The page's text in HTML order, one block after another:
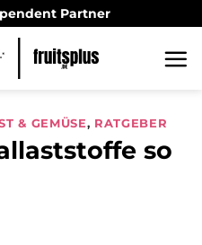
Partner
& GEMÜSE, RATGEBER
so